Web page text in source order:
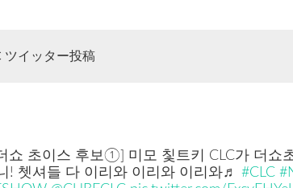
ツイッター投稿
쇼 초이스 후보①] 미모 칯트키 CLC가 더쇼초
! 쳇셔들 다 이리와 이리와 이리와♬ #CLC